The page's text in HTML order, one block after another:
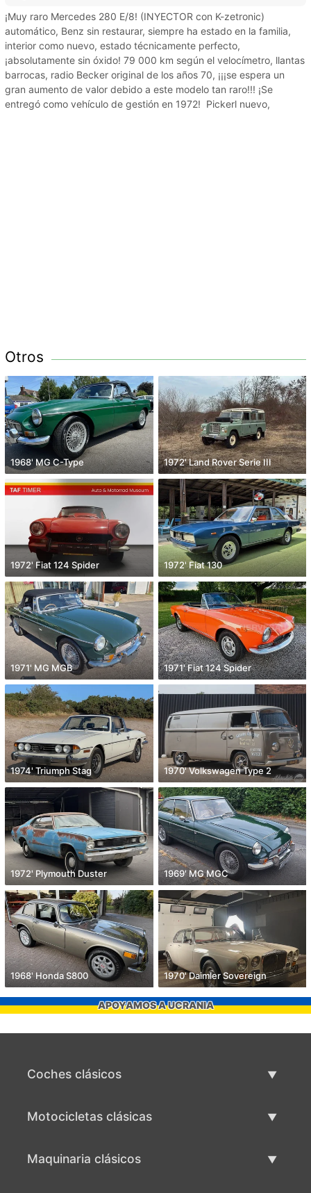
¡Muy raro Mercedes 280 E/8! (INYECTOR con K-zetronic)
automático, Benz sin restaurar, siempre ha estado en la familia,
interior como nuevo, estado técnicamente perfecto,
¡absolutamente sin óxido! 79 000 km según el velocímetro, llantas
barrocas, radio Becker original de los años 70, ¡¡¡se espera un
gran aumento de valor debido a este modelo tan raro!!! ¡Se
entregó como vehículo de gestión en 1972! Pickerl nuevo,
Otros
1968' MG C-Type 1972' Land Rover Serie III
1972' Fiat 124 Spider 1972' Fiat 130
1971' MG MGB 1971' Fiat 124 Spider
1974' Triumph Stag 1970' Volkswagen Type 2
1972' Plymouth Duster 1969' MG MGC
1968' Honda S800 1970' Daimler Sovereign
APOYAMOS A UCRANIA
Coches clásicos
Motocicletas clásicas
Maquinaria clásicos